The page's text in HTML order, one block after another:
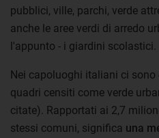
pubblici, ville, parchi, verde
anche le aree verdi di arredo
l'appunto - i giardini scolastici.
Nei capoluoghi italiani ci
quadri censiti come verde
citate). Rapportati ai 2,7
stessi comuni, significa una